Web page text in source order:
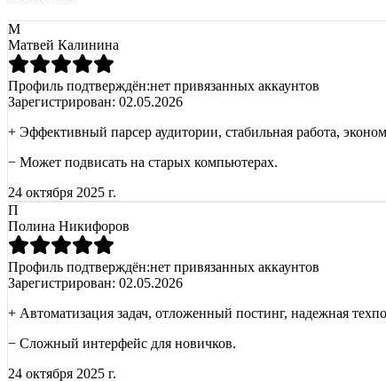
М
Матвей Калинина
Профиль подтверждён:нет привязанных аккаунтов
Зарегистрирован: 02.05.2026
+ Эффективный парсер аудитории, стабильная работа,
− Может подвисать на старых компьютерах.
24 октября 2025 г.
П
Полина Никифоров
Профиль подтверждён:нет привязанных аккаунтов
Зарегистрирован: 02.05.2026
+ Автоматизация задач, отложенный постинг, надежная
− Сложный интерфейс для новичков.
24 октября 2025 г.